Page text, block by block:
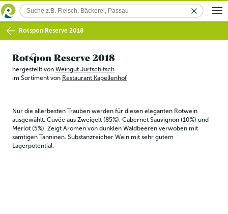
Rotspon Reserve 2018
Rotspon Reserve 2018
hergestellt von Weingut Jurtschitsch
im Sortiment von Restaurant Kapellenhof
Nur die allerbesten Trauben werden für diesen eleganten Rotwein
ausgewählt. Cuvée aus Zweigelt (85%), Cabernet Sauvignon (10%) und
Merlot (5%). Zeigt Aromen von dunklen Waldbeeren verwoben mit
samtigen Tanninen. Substanzreicher Wein mit sehr gutem
Lagerpotential.